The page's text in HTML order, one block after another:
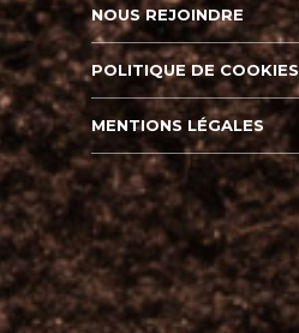
NOUS REJOINDRE
POLITIQUE DE COOKIES
MENTIONS LÉGALES